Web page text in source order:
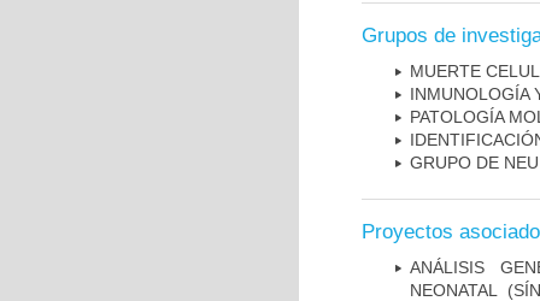
Grupos de
MUERTE
INMUNOLOGÍA
PATOLOGÍA
GRUPO DE
Proyectos
ANÁLISIS
NEONATAL